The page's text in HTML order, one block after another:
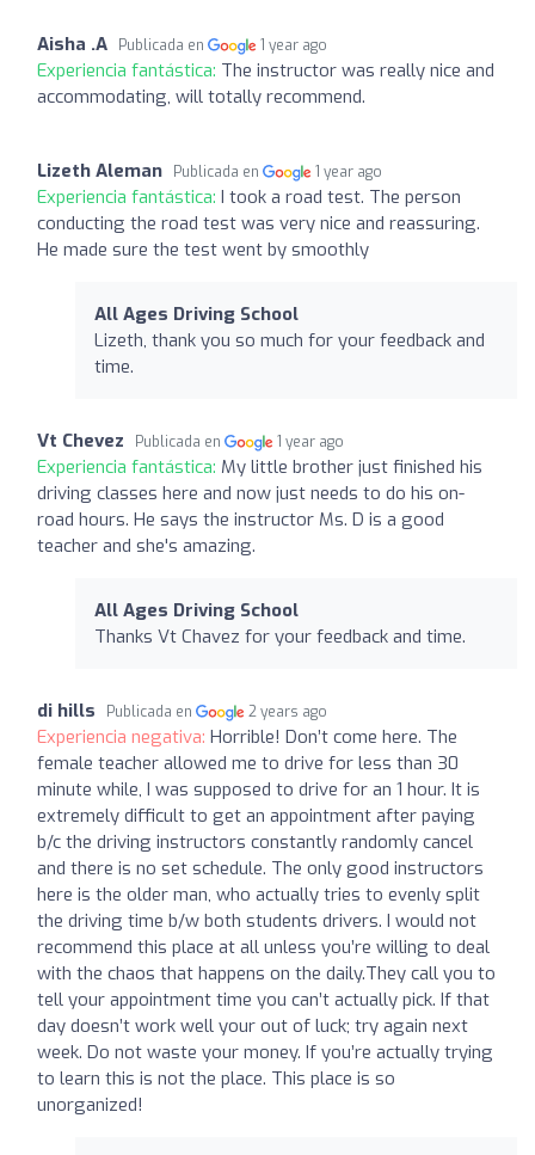
Aisha .A Publicada en 1 year ago
Experiencia fantástica: The instructor was really nice and
accommodating, will totally recommend.
Lizeth Aleman Publicada en 1 year ago
Experiencia fantástica: I took a road test. The person
conducting the road test was very nice and reassuring.
He made sure the test went by smoothly
All Ages Driving School
Lizeth, thank you so much for your feedback and
time.
Vt Chevez Publicada en 1 year ago
Experiencia fantástica: My little brother just finished his
driving classes here and now just needs to do his on-
road hours. He says the instructor Ms. D is a good
teacher and she's amazing.
All Ages Driving School
Thanks Vt Chavez for your feedback and time.
di hills Publicada en 2 years ago
Experiencia negativa: Horrible! Don’t come here. The
female teacher allowed me to drive for less than 30
minute while, I was supposed to drive for an 1 hour. It is
extremely difficult to get an appointment after paying
b/c the driving instructors constantly randomly cancel
and there is no set schedule. The only good instructors
here is the older man, who actually tries to evenly split
the driving time b/w both students drivers. I would not
recommend this place at all unless you’re willing to deal
with the chaos that happens on the daily.They call you to
tell your appointment time you can’t actually pick. If that
day doesn’t work well your out of luck; try again next
week. Do not waste your money. If you’re actually trying
to learn this is not the place. This place is so
unorganized!